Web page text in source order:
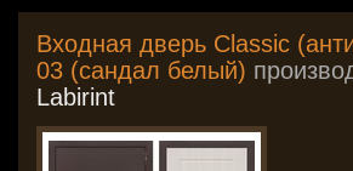
Входная дверь Classic
03 (сандал белый)
Labirint